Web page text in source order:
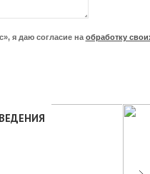
я даю согласие на обработку